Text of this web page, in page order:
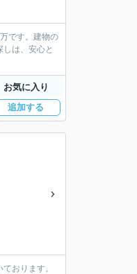
です。建物の
は、安心と
お気に入り
追加する
おります。